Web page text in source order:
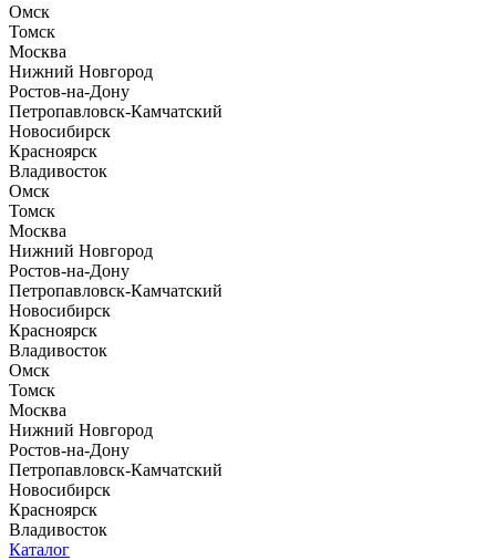
Омск
Томск
Москва
Нижний Новгород
Ростов-на-Дону
Петропавловск-Камчатский
Новосибирск
Красноярск
Владивосток
Омск
Томск
Москва
Нижний Новгород
Ростов-на-Дону
Петропавловск-Камчатский
Новосибирск
Красноярск
Владивосток
Омск
Томск
Москва
Нижний Новгород
Ростов-на-Дону
Петропавловск-Камчатский
Новосибирск
Красноярск
Владивосток
Каталог